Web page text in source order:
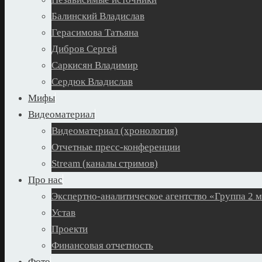
Балинский Владислав
Герасимова Татьяна
Дибров Сергей
Саркисян Владимир
Сердюк Владислав
Мифы
Видеоматериал
Видеоматериал (хронология)
Отчетные пресс-конференции
Stream (каналы стримов)
Про нас
Экспертно-аналитическое агентство «Группа 2
Устав
Проекти
Финансовая отчетность